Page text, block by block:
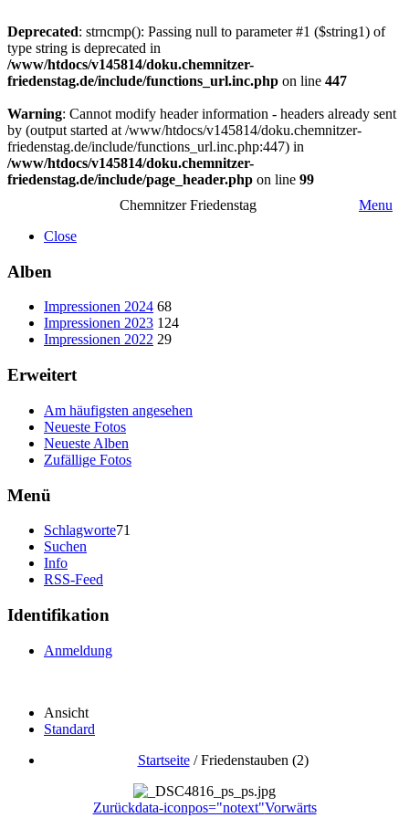
Deprecated: strncmp(): Passing null to parameter #1 ($string1) of
type string is deprecated in
/www/htdocs/v145814/doku.chemnitzer-
friedenstag.de/include/functions_url.inc.php on line 447
Warning: Cannot modify header information - headers already sent
by (output started at /www/htdocs/v145814/doku.chemnitzer-
friedenstag.de/include/functions_url.inc.php:447) in
/www/htdocs/v145814/doku.chemnitzer-
friedenstag.de/include/page_header.php on line 99
Chemnitzer Friedenstag
Menu
Close
Alben
Impressionen 2024 68
Impressionen 2023 124
Impressionen 2022 29
Erweitert
Am häufigsten angesehen
Neueste Fotos
Neueste Alben
Zufällige Fotos
Menü
Schlagworte71
Suchen
Info
RSS-Feed
Identifikation
Anmeldung
Ansicht
Standard
Startseite/Friedenstauben (2)
Zurückdata-iconpos="notext"Vorwärts